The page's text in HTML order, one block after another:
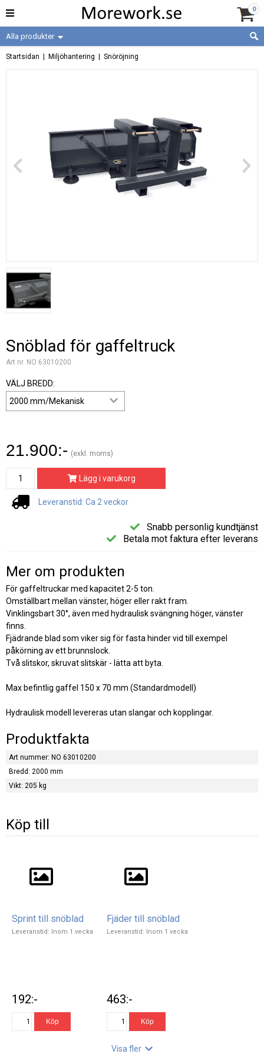
0
Alla produkter
Startsidan Miljöhantering Snöröjning
Snöblad för gaffeltruck
Art nr. NO 63010200
VÄLJ BREDD:
21.900:- (exkl. moms)
Lägg i varukorg
Leveranstid: Ca 2 veckor
Snabb personlig kundtjänst
Betala mot faktura efter leverans
Mer om produkten
För gaffeltruckar med kapacitet 2-5 ton.
Omställbart mellan vänster, höger eller rakt fram.
Vinklingsbart 30°, även med hydraulisk svängning höger, vänster
finns.
Fjädrande blad som viker sig för fasta hinder vid till exempel
påkörning av ett brunnslock.
Två slitskor, skruvat slitskär - lätta att byta.
Max befintlig gaffel 150 x 70 mm (Standardmodell)
Hydraulisk modell levereras utan slangar och kopplingar.
Produktfakta
Art nummer: NO 63010200
Bredd: 2000 mm
Vikt: 205 kg
Köp till
Sprint till snöblad
Leveranstid: Inom 1 vecka
192:-
Fjäder till snöblad
Leveranstid: Inom 1 vecka
463:-
Visa fler